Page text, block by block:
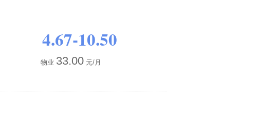
4.67-10.50
物业 33.00 元/月